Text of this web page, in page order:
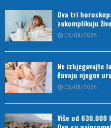
Ova tri
zakomplikuju
05/08/2026
Ne izbjegavajte
čuvaju njegov
05/08/2026
Više od 630.000